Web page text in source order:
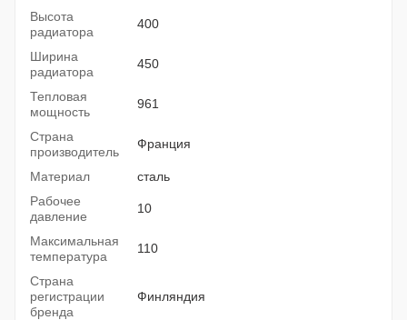
Высота
радиатора
400
Ширина
радиатора
450
Тепловая
мощность
961
Страна
производитель
Франция
Материал
сталь
Рабочее
давление
10
Максимальная
температура
110
Страна
регистрации
бренда
Финляндия